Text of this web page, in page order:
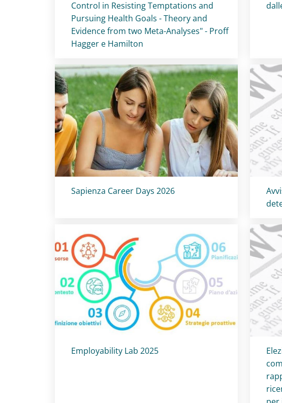
Control in Resisting Temptations and
Pursuing Health Goals - Theory and
Evidence from two Meta-Analyses" - Proff
Hagger e Hamilton
Titolo card:
Sapienza Career Days 2026
Titolo card:
Employability Lab 2025